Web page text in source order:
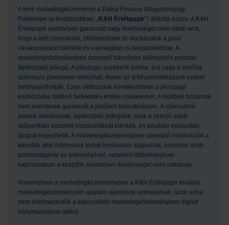
A fenti marketingközleményt a Patria Finance Magyarországi
Fióktelepe (a továbbiakban: „ K&H Értékpapír”) állította össze. A K&H
Értékpapír semmilyen garanciát vagy felelősséget nem vállal arra,
hogy a leírt szcenáriók, előrejelzések és kockázatok a piaci
várakozásokat tükrözik és valóságban is beigazolódnak. A
marketingközleményben szereplő bármilyen előrejelzés pusztán
tájékoztató jellegű. A pénzügyi eszközök értéke, ára vagy a belőlük
származó jövedelem változhat, illetve az árfolyamváltozások ezeket
befolyásolhatják. Ezen változások következtében a pénzügyi
eszközökbe történő befektetés értéke csökkenhet. A múltbeli hozamok
nem jelentenek garanciát a jövőbeli teljesítményre. A számszerű
adatok általánosak, tájékoztató jellegűek, csak a szerző adott
időpontban készített összeállítását tükrözik, és későbbi módosítás
tárgyát képezhetik. A marketingközleményben szereplő információk a
készítők által hitelesnek tartott forrásokon alapulnak, azonban azok
pontosságával és teljességével, valamint időbeliségével
kapcsolatban a készítők semmilyen felelősséget nem vállalnak.
Amennyiben a marketingközleményben a K&H Értékpapír további
marketingközleményein alapuló ajánlások szerepelnek, azok soha
nem értelmezhetők a kapcsolódó marketingközleményben foglalt
iránymutatások nélkül.